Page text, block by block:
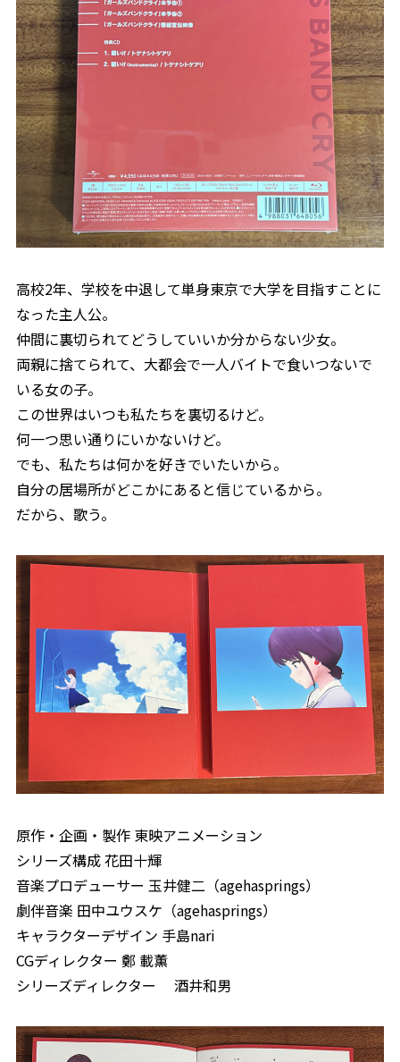
高校2年、学校を中退して単身東京で大学を目指すことに
なった主人公。
仲間に裏切られてどうしていいか分からない少女。
両親に捨てられて、大都会で一人バイトで食いつないで
いる女の子。
この世界はいつも私たちを裏切るけど。
何一つ思い通りにいかないけど。
でも、私たちは何かを好きでいたいから。
自分の居場所がどこかにあると信じているから。
だから、歌う。
原作・企画・製作 東映アニメーション
シリーズ構成 花田十輝
音楽プロデューサー 玉井健二（agehasprings）
劇伴音楽 田中ユウスケ（agehasprings）
キャラクターデザイン 手島nari
CGディレクター 鄭 載薫
シリーズディレクター 酒井和男